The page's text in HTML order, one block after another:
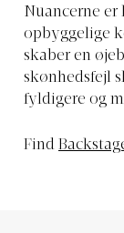
Nuancerne er
opbyggelige
skaber en
skønhedsfejl
fyldigere og
Find